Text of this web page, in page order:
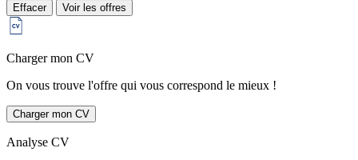
Effacer Voir les offres
Charger mon CV
On vous trouve l'offre qui vous correspond le mieux !
Charger mon CV
Analyse CV